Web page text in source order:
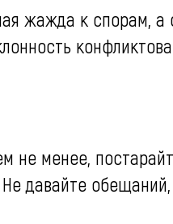
жажда к спорам, а
не менее,
давайте